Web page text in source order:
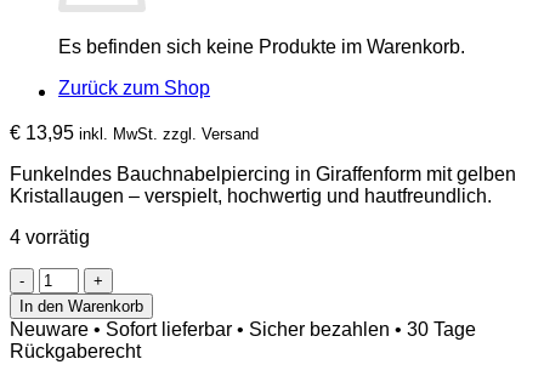
Es befinden sich keine Produkte im Warenkorb.
Zurück zum Shop
€ 13,95 inkl. MwSt. zzgl. Versand
Funkelndes Bauchnabelpiercing in Giraffenform mit gelben
Kristallaugen – verspielt, hochwertig und hautfreundlich.
4 vorrätig
Bauchnabelpiercing
Giraffe
Gelb
mit
Kristall
In den Warenkorb
Neuware • Sofort lieferbar • Sicher bezahlen • 30 Tage
Rückgaberecht